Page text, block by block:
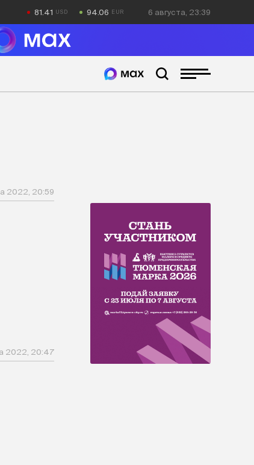
81.41 94.06 6 августа, 23:39
2022, 20:59
2022, 20:47